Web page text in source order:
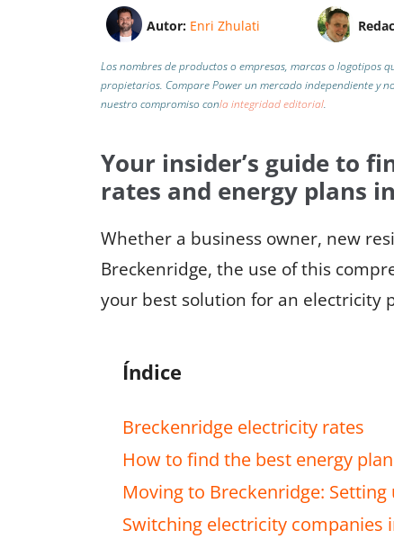
Autor: Enri Zhulati
Los nombres de productos o empresas, marcas o logotipos
propietarios. Compare Power un mercado independiente y
nuestro compromiso conla integridad editorial.
Your insider’s guide to
rates and energy plans
Whether a business owner, new
Breckenridge, the use of this
your best solution for an electricity
Índice
Breckenridge electricity rates
How to find the best energy
Moving to Breckenridge:
Switching electricity companies